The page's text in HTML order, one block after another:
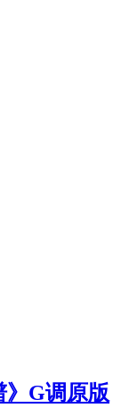
》G调原版